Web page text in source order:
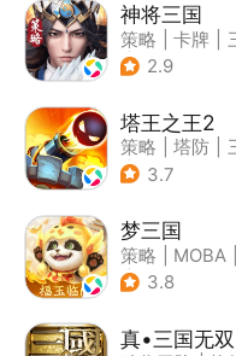
神将三国
策略 卡牌
| 中国风
2.9
塔王之王2
策略 塔防
| 中国风
3.7
梦三国
策略 MOBA
| 中国风
3.8
真•三国无